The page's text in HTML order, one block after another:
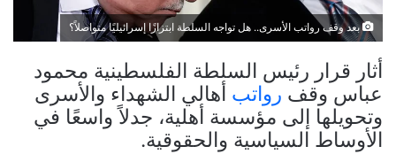
بعد وقف رواتب الأسرى.. هل تواجه السلطة ابتزازًا إسرائيليًا متواصلاً؟
أثار قرار رئيس السلطة الفلسطينية محمود
عباس وقف رواتب أهالي الشهداء والأسرى
وتحويلها إلى مؤسسة أهلية، جدلاً واسعًا في
الأوساط السياسية والحقوقية.